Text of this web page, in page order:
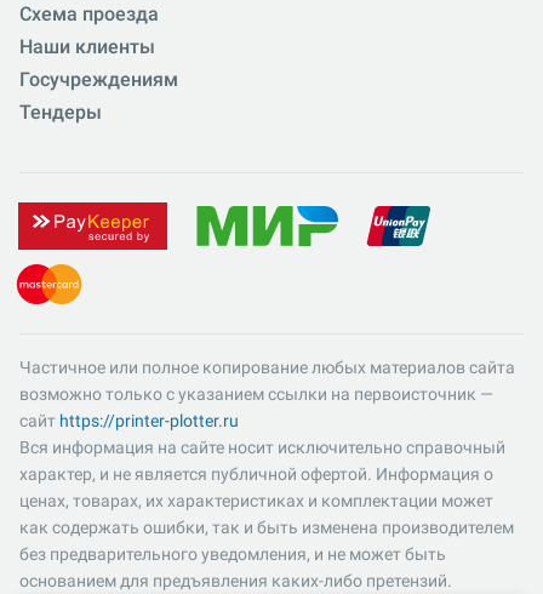
Схема проезда
Наши клиенты
Госучреждениям
Тендеры
Частичное или полное копирование любых материалов сайта
возможно только с указанием ссылки на первоисточник —
сайт https://printer-plotter.ru
Вся информация на сайте носит исключительно справочный
характер, и не является публичной офертой. Информация о
ценах, товарах, их характеристиках и комплектации может
как содержать ошибки, так и быть изменена производителем
без предварительного уведомления, и не может быть
основанием для предъявления каких-либо претензий.